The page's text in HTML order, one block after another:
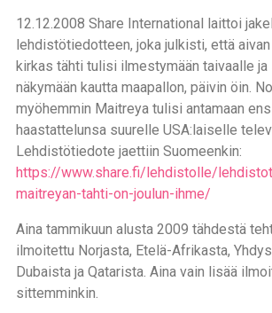
12.12.2008 Share International laittoi
lehdistötiedotteen, joka julkisti, että
kirkas tähti tulisi ilmestymään taivaalle
näkymään kautta maapallon, päivin öin.
myöhemmin Maitreya tulisi antamaan
haastattelunsa suurelle USA:laiselle
Lehdistötiedote jaettiin Suomeenkin:
https://www.share.fi/lehdistolle/
maitreyan-tahti-on-joulun-ihme/
Aina tammikuun alusta 2009 tähdestä
ilmoitettu Norjasta, Etelä-Afrikasta,
Dubaista ja Qatarista. Aina vain lisää
sittemminkin.